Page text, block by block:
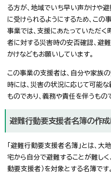
る方が、地域でいち早い声かけや
に受けられるようにするため、この
事業では、支援にあたっていただ
者に対する災害時の安否確認、避
かけなどもお願いしています。
この事業の支援者は、自分や家族
時には、災害の状況に応じて可能
ものであり、義務や責任を伴うもの
避難行動要支援者名簿の作
「避難行動要支援者名簿」とは、大
宅から自分で避難することが難し
動要支援者）を対象とする名簿です。